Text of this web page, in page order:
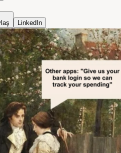
LinkedIn